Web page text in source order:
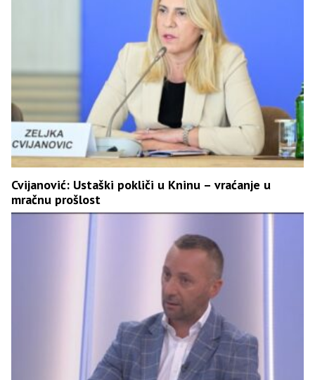
Cvijanović: Ustaški pokliči u Kninu – vraćanje u
mračnu prošlost